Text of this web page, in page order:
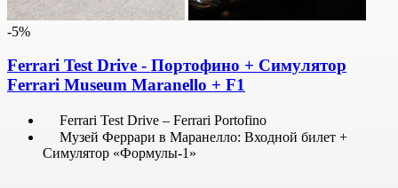
-5%
Ferrari Test Drive - Портофино + Симулятор
Ferrari Museum Maranello + F1
Ferrari Test Drive – Ferrari Portofino
Музей Феррари в Маранелло: Входной билет +
Симулятор «Формулы-1»